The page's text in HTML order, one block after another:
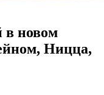
в новом
Ницца,